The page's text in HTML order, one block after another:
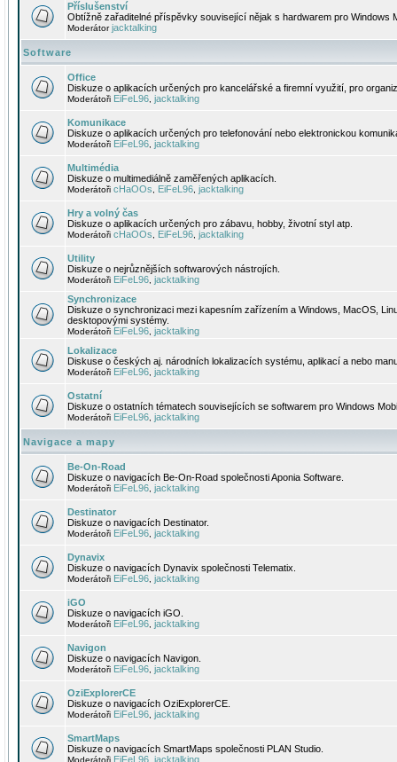
Příslušenství
Obtížně zařaditelné příspěvky související nějak s hardwarem pro Windows
Moderátorjacktalking
Software
Office
Diskuze o aplikacích určených pro kancelářské a firemní využití, pro
Moderátoři EiFeL96 jacktalking
Komunikace
Diskuze o aplikacích určených pro telefonování nebo elektronickou
Moderátoři EiFeL96 jacktalking
Multimédia
Diskuze o multimediálně zaměřených aplikacích.
Moderátoři cHaOOs EiFeL96 jacktalking
Hry a volný čas
Diskuze o aplikacích určených pro zábavu, hobby, životní styl atp.
Moderátoři cHaOOs EiFeL96 jacktalking
Utility
Diskuze o nejrůznějších softwarových nástrojích.
Moderátoři EiFeL96 jacktalking
Synchronizace
Diskuze o synchronizaci mezi kapesním zařízením a Windows, MacOS,
desktopovými systémy.
Moderátoři EiFeL96 jacktalking
Lokalizace
Diskuse o českých aj. národních lokalizacích systému, aplikací a nebo
Moderátoři EiFeL96 jacktalking
Ostatní
Diskuze o ostatních tématech souvisejících se softwarem pro Windows
Moderátoři EiFeL96 jacktalking
Navigace a mapy
Be-On-Road
Diskuze o navigacích Be-On-Road společnosti Aponia Software.
Moderátoři EiFeL96 jacktalking
Destinator
Diskuze o navigacích Destinator.
Moderátoři EiFeL96 jacktalking
Dynavix
Diskuze o navigacích Dynavix společnosti Telematix.
Moderátoři EiFeL96 jacktalking
iGO
Diskuze o navigacích iGO.
Moderátoři EiFeL96 jacktalking
Navigon
Diskuze o navigacích Navigon.
Moderátoři EiFeL96 jacktalking
OziExplorerCE
Diskuze o navigacích OziExplorerCE.
Moderátoři EiFeL96 jacktalking
SmartMaps
Diskuze o navigacích SmartMaps společnosti PLAN Studio.
Moderátoři EiFeL96 jacktalking